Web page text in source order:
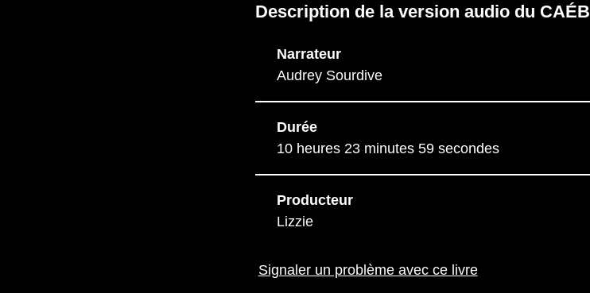
Description de la version audio du CAÉB
Narrateur
Audrey Sourdive
Durée
10 heures 23 minutes 59 secondes
Producteur
Lizzie
Signaler un problème avec ce livre